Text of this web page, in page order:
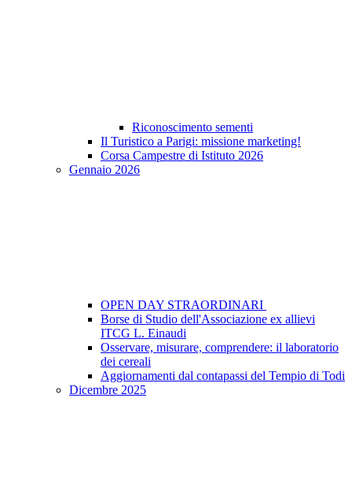
Riconoscimento sementi
Il Turistico a Parigi: missione marketing!
Corsa Campestre di Istituto 2026
Gennaio 2026
OPEN DAY STRAORDINARI
Borse di Studio dell'Associazione ex allievi
ITCG L. Einaudi
Osservare, misurare, comprendere: il laboratorio
dei cereali
Aggiornamenti dal contapassi del Tempio di Todi
Dicembre 2025